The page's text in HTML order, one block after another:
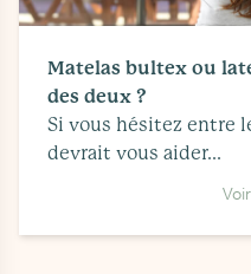
Matelas bultex ou
des deux ?
Si vous hésitez entre
devrait vous aider...